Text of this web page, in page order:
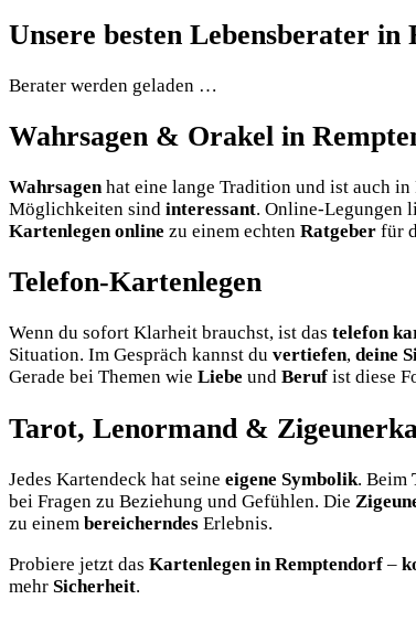
Unsere besten Lebensberater in
Berater werden geladen …
Wahrsagen & Orakel in
Wahrsagenhat eine lange Tradition und ist auch in
Möglichkeiten sind interessant. Online-Legungen
Kartenlegen online zu einem echten Ratgeber für
Telefon-Kartenlegen
Wenn du sofort Klarheit brauchst, ist das telefon
Situation. Im Gespräch kannst du vertiefen, deine
Gerade bei Themen wie Liebe und Beruf ist diese
Tarot, Lenormand &
Jedes Kartendeck hat seine eigene Symbolik. Beim
bei Fragen zu Beziehung und Gefühlen. Die
zu einem bereicherndes Erlebnis.
Probiere jetzt das Kartenlegen in Remptendorf –
mehr Sicherheit.